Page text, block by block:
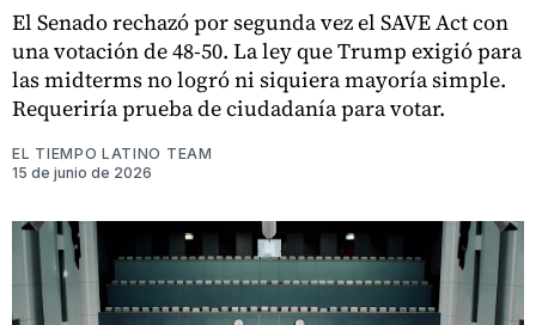
El Senado rechazó por segunda vez el SAVE Act con
una votación de 48-50. La ley que Trump exigió para
las midterms no logró ni siquiera mayoría simple.
Requeriría prueba de ciudadanía para votar.
EL TIEMPO LATINO TEAM
15 de junio de 2026